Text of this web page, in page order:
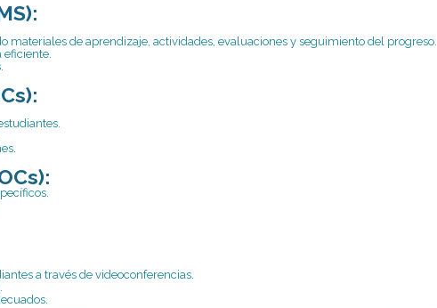
de aprendizaje, actividades, evaluaciones y seguimiento del progreso.
eficiente.
a través de videoconferencias.